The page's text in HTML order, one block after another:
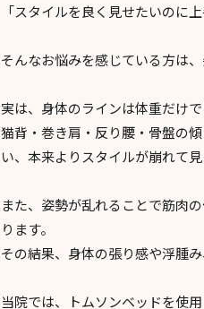
「スタイルを良く見せたいのに
そんなお悩みを感じている方は
実は、身体のラインは体重だけ
猫背・巻き肩・反り腰・骨盤の
い、本来よりスタイルが崩れて見
また、姿勢が乱れることで筋肉
ります。
その結果、身体の張り感や浮腫
当院では、トムソンベッドを使